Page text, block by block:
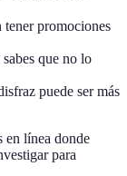
tener promociones
que no lo
puede ser más
en línea donde
para